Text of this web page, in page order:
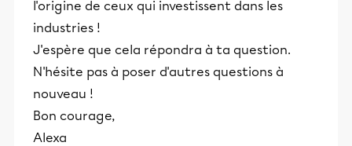
l'origine de ceux qui investissent dans les
industries !
J'espère que cela répondra à ta question.
N'hésite pas à poser d'autres questions à
nouveau !
Bon courage,
Alexa